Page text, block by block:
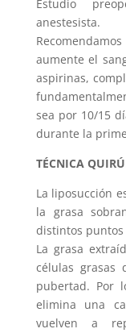
Estudio
anestesista.
aumente el
aspirinas,
sea por 10/15
durante la
TÉCNICA
La liposucción
la grasa
distintos puntos
La grasa
células grasas
pubertad. Por
elimina una
vuelven a